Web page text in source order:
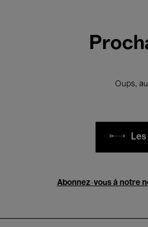
Oups,
Abonnez-vous à notre